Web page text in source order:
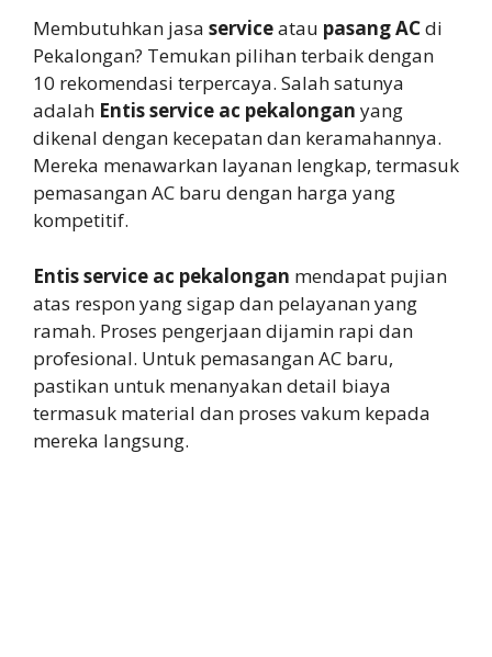
Membutuhkan jasa serviceatau pasang ACdi
Pekalongan? Temukan pilihan terbaik dengan
10 rekomendasi terpercaya. Salah satunya
adalah Entis service ac pekalongan yang
dikenal dengan kecepatan dan keramahannya.
Mereka menawarkan layanan lengkap, termasuk
pemasangan AC baru dengan harga yang
kompetitif.
Entis service ac pekalongan mendapat pujian
atas respon yang sigap dan pelayanan yang
ramah. Proses pengerjaan dijamin rapi dan
profesional. Untuk pemasangan AC baru,
pastikan untuk menanyakan detail biaya
termasuk material dan proses vakum kepada
mereka langsung.